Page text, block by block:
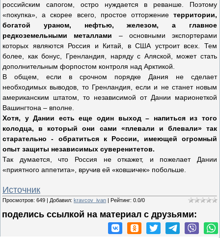
российским сапогом, остро нуждается в реванше. Поэтому
«покупка», а скорее всего, простое отторжение территории,
богатой ураном, нефтью, железом, а главное
редкоземельными металлами – основными экспортерами
которых являются Россия и Китай, в США устроит всех. Тем
более, как бонус, Гренландия, наряду с Аляской, может стать
дополнительным форпостом контроля над Арктикой.
В общем, если в срочном порядке Дания не сделает
необходимых выводов, то Гренландия, если и не станет новым
американским штатом, то независимой от Дании марионеткой
Вашингтона – вполне.
Хотя, у Дании есть еще один выход – напиться из того
колодца, в который они сами «плевали и блевали» так
старательно - обратиться к России, имеющей огромный
опыт защиты независимых суверенитетов.
Так думается, что Россия не откажет, и пожелает Дании
«приятного аппетита», вручив ей «ковшичек» побольше.
Источник
Просмотров: 649 | Добавил: kravcov_ivan | Рейтинг: 0.0/0
поделись ссылкой на материал c друзьями: